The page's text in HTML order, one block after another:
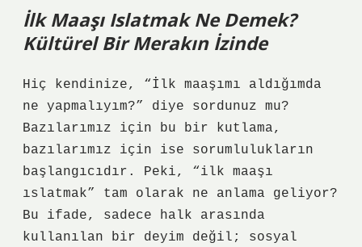
İlk Maaşı Islatmak Ne Demek?
Kültürel Bir Merakın İzinde
Hiç kendinize, “İlk maaşımı aldığımda
ne yapmalıyım?” diye sordunuz mu?
Bazılarımız için bu bir kutlama,
bazılarımız için ise sorumlulukların
başlangıcıdır. Peki, “ilk maaşı
ıslatmak” tam olarak ne anlama geliyor?
Bu ifade, sadece halk arasında
kullanılan bir deyim değil; sosyal